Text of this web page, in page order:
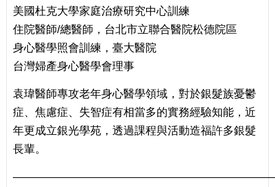
美國杜克大學家庭治療研究中心訓練
住院醫師/總醫師，台北市立聯合醫院松德院區
身心醫學照會訓練，臺大醫院
台灣婦產身心醫學會理事
袁瑋醫師專攻老年身心醫學領域，對於銀髮族憂鬱
症、焦慮症、失智症有相當多的實務經驗知能，近
年更成立銀光學苑，透過課程與活動造福許多銀髮
長輩。